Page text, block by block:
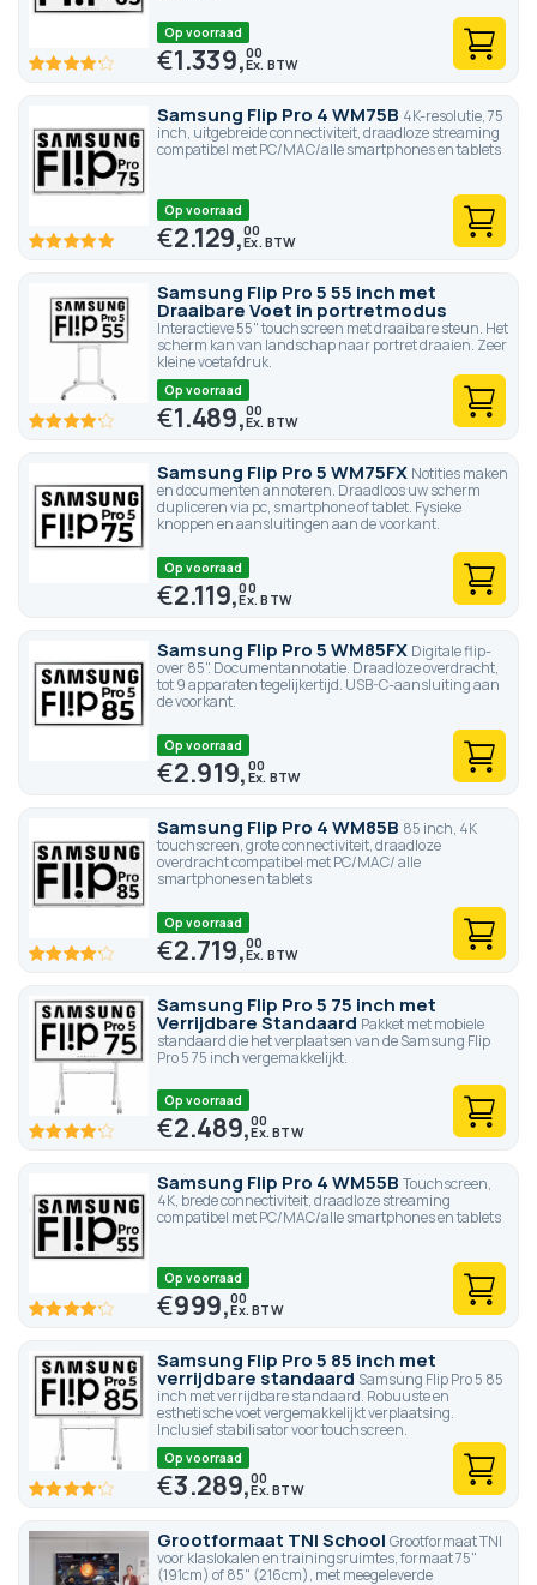
83.4 100
Op voorraad
€1.339,00
Samsung Flip Pro 4 WM75B 4K-resolutie, 75
inch, uitgebreide connectiviteit, draadloze streaming
compatibel met PC/MAC/alle smartphones en tablets
100 100
Op voorraad
€2.129,00
Samsung Flip Pro 5 55 inch met
Draaibare Voet in portretmodus
Interactieve 55" touchscreen met draaibare steun. Het
scherm kan van landschap naar portret draaien. Zeer
kleine voetafdruk.
83.4 100
Op voorraad
€1.489,00
Samsung Flip Pro 5 WM75FX Notities maken
en documenten annoteren. Draadloos uw scherm
dupliceren via pc, smartphone of tablet. Fysieke
knoppen en aansluitingen aan de voorkant.
Op voorraad
€2.119,00
Samsung Flip Pro 5 WM85FX Digitale flip-
over 85". Documentannotatie. Draadloze overdracht,
tot 9 apparaten tegelijkertijd. USB-C-aansluiting aan
de voorkant.
Op voorraad
€2.919,00
Samsung Flip Pro 4 WM85B 85 inch, 4K
touchscreen, grote connectiviteit, draadloze
overdracht compatibel met PC/MAC/ alle
smartphones en tablets
83.4 100
Op voorraad
€2.719,00
Samsung Flip Pro 5 75 inch met
Verrijdbare Standaard Pakket met mobiele
standaard die het verplaatsen van de Samsung Flip
Pro 5 75 inch vergemakkelijkt.
83.4 100
Op voorraad
€2.489,00
Samsung Flip Pro 4 WM55B Touchscreen,
4K, brede connectiviteit, draadloze streaming
compatibel met PC/MAC/alle smartphones en tablets
83.4 100
Op voorraad
€999,00
Samsung Flip Pro 5 85 inch met
verrijdbare standaard Samsung Flip Pro 5 85
inch met verrijdbare standaard. Robuuste en
esthetische voet vergemakkelijkt verplaatsing.
Inclusief stabilisator voor touchscreen.
83.4 100
Op voorraad
€3.289,00
Grootformaat TNI School Grootformaat TNI
voor klaslokalen en trainingsruimtes, formaat 75"
(191cm) of 85" (216cm), met meegeleverde